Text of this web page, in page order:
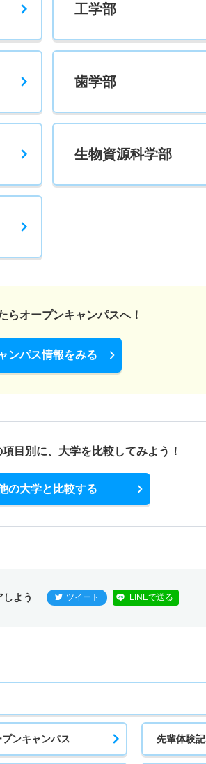
4.70倍 2.30倍 456人
9.90倍 2倍
1.90倍
2.20倍
1.30倍 1.70倍 24人 24人
工学部
歯学部
生物資源科学部
らオープンキャンパスへ！
ンパス情報をみる
目別に、 大学を比較してみよう！
の大学と比較する
よう ツイート LINEで送る
ンキャンパス 先輩体験記